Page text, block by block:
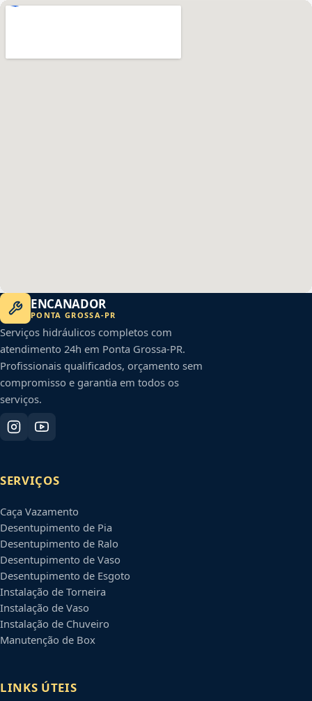
ENCANADOR
PONTA GROSSA-PR
Serviços hidráulicos completos com
atendimento 24h em Ponta Grossa-PR.
Profissionais qualificados, orçamento sem
compromisso e garantia em todos os
serviços.
SERVIÇOS
Caça Vazamento
Desentupimento de Pia
Desentupimento de Ralo
Desentupimento de Vaso
Desentupimento de Esgoto
Instalação de Torneira
Instalação de Vaso
Instalação de Chuveiro
Manutenção de Box
LINKS ÚTEIS